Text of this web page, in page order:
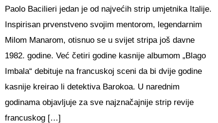
Paolo Bacilieri jedan je od najvećih strip umjetnika Italije.
Inspirisan prvenstveno svojim mentorom, legendarnim
Milom Manarom, otisnuo se u svijet stripa još davne
1982. godine. Već četiri godine kasnije albumom „Blago
Imbala“ debituje na francuskoj sceni da bi dvije godine
kasnije kreirao li detektiva Barokoa. U narednim
godinama objavljuje za sve najznačajnije strip revije
francuskog […]